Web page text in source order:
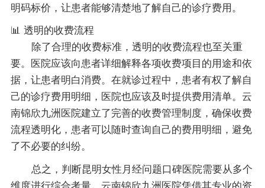
明码标价，让患者能够清楚地了解自己的诊疗费用。
📊 透明的收费流程
除了合理的收费标准，透明的收费流程也至关重
要。医院应该向患者详细解释各项收费项目的用途和依
据，让患者明白消费。在就诊过程中，患者有权了解自
己的诊疗费用明细，医院也应该及时提供费用清单。云
南锦欣九洲医院建立了完善的收费管理制度，确保收费
流程透明化，患者可以随时查询自己的费用明细，避免
了不必要的纠纷。
总之，判断昆明女性月经问题口碑医院需要从多个
维度进行综合考量。云南锦欣九洲医院凭借其专业的资